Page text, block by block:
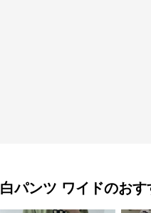
白パンツ ワイドのおす